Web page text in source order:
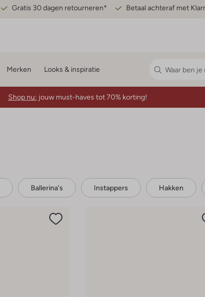
Gratis 30 dagen retourneren* Betaal achteraf met
Merken Looks & inspiratie
Shop nu: jouw must-haves tot 70% korting!
Ballerina's Instappers Hakken